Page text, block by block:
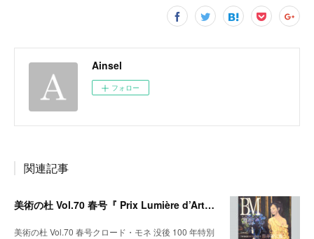
Ainsel
フォロー
関連記事
美術の杜 Vol.70 春号『 Prix Lumière d’Art ─ 芸術の光賞 』受賞者特集掲載
美術の杜 Vol.70 春号クロード・モネ 没後 100 年特別